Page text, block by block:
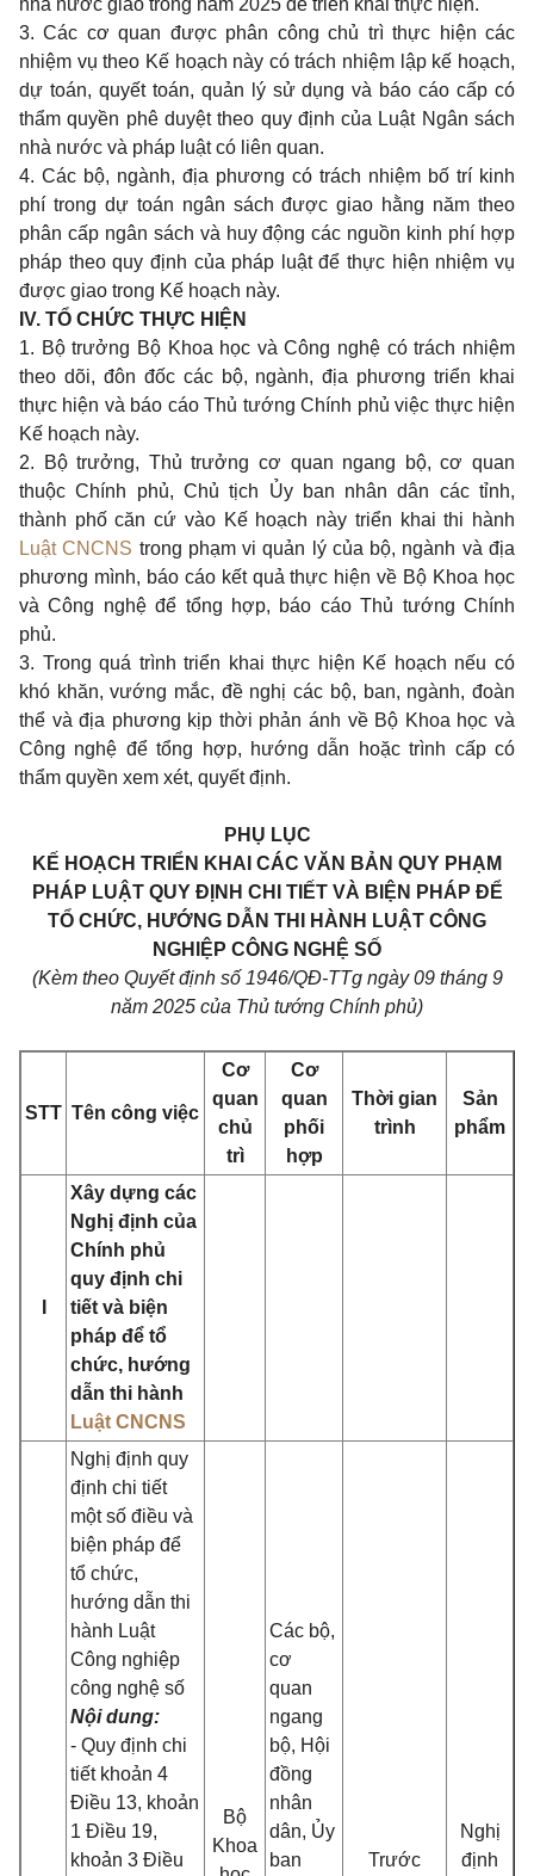
nhà nước giao trong năm 2025 để triển khai thực hiện.
3. Các cơ quan được phân công chủ trì thực hiện các
nhiệm vụ theo Kế hoạch này có trách nhiệm lập kế hoạch,
dự toán, quyết toán, quản lý sử dụng và báo cáo cấp có
thẩm quyền phê duyệt theo quy định của Luật Ngân sách
nhà nước và pháp luật có liên quan.
4. Các bộ, ngành, địa phương có trách nhiệm bố trí kinh
phí trong dự toán ngân sách được giao hằng năm theo
phân cấp ngân sách và huy động các nguồn kinh phí hợp
pháp theo quy định của pháp luật để thực hiện nhiệm vụ
được giao trong Kế hoạch này.
IV. TỔ CHỨC THỰC HIỆN
1. Bộ trưởng Bộ Khoa học và Công nghệ có trách nhiệm
theo dõi, đôn đốc các bộ, ngành, địa phương triển khai
thực hiện và báo cáo Thủ tướng Chính phủ việc thực hiện
Kế hoạch này.
2. Bộ trưởng, Thủ trưởng cơ quan ngang bộ, cơ quan
thuộc Chính phủ, Chủ tịch Ủy ban nhân dân các tỉnh,
thành phố căn cứ vào Kế hoạch này triển khai thi hành
Luật CNCNS trong phạm vi quản lý của bộ, ngành và địa
phương mình, báo cáo kết quả thực hiện về Bộ Khoa học
và Công nghệ để tổng hợp, báo cáo Thủ tướng Chính
phủ.
3. Trong quá trình triển khai thực hiện Kế hoạch nếu có
khó khăn, vướng mắc, đề nghị các bộ, ban, ngành, đoàn
thể và địa phương kịp thời phản ánh về Bộ Khoa học và
Công nghệ để tổng hợp, hướng dẫn hoặc trình cấp có
thẩm quyền xem xét, quyết định.
PHỤ LỤC
KẾ HOẠCH TRIỂN KHAI CÁC VĂN BẢN QUY PHẠM
PHÁP LUẬT QUY ĐỊNH CHI TIẾT VÀ BIỆN PHÁP ĐỂ
TỔ CHỨC, HƯỚNG DẪN THI HÀNH LUẬT CÔNG
NGHIỆP CÔNG NGHỆ SỐ
(Kèm theo Quyết định số 1946/QĐ-TTg ngày 09 tháng 9
năm 2025 của Thủ tướng Chính phủ)
STT Tên công việc
Cơ
quan
chủ
trì
Cơ
quan
phối
hợp
Thời gian
trình
Sản
phẩm
Xây dựng các
Nghị định của
Chính phủ
quy định chi
tiết và biện
pháp để tổ
chức, hướng
dẫn thi hành
Luật CNCNS
Nghị định quy
định chi tiết
một số điều và
biện pháp để
tổ chức,
hướng dẫn thi
hành Luật
Công nghiệp
công nghệ số
Nội dung:
- Quy định chi
tiết khoản 4
Điều 13, khoản
1 Điều 19,
khoản 3 Điều
Bộ
Khoa
Các bộ,
cơ
quan
ngang
bộ, Hội
đồng
nhân
dân, Ủy
ban
Trước
Nghị
định